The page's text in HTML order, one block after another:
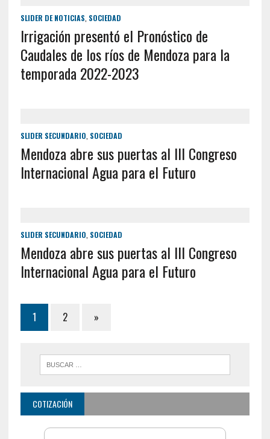
SLIDER DE NOTICIAS SOCIEDAD
Irrigación presentó el Pronóstico de
Caudales de los ríos de Mendoza para la
temporada 2022-2023
SLIDER SECUNDARIO SOCIEDAD
Mendoza abre sus puertas al III Congreso
Internacional Agua para el Futuro
SLIDER SECUNDARIO SOCIEDAD
Mendoza abre sus puertas al III Congreso
Internacional Agua para el Futuro
1 2 »
COTIZACIÓN